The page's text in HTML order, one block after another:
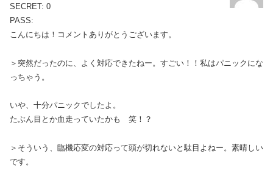
SECRET: 0
PASS:
こんにちは！コメントありがとうございます。
＞突然だったのに、よく対応できたねー。すごい！！私はパニックにな
っちゃう。
いや、十分パニックでしたよ。
たぶん目とか血走っていたかも 笑！？
＞そういう、臨機応変の対応って頭が切れないと駄目よねー。素晴しい
です。